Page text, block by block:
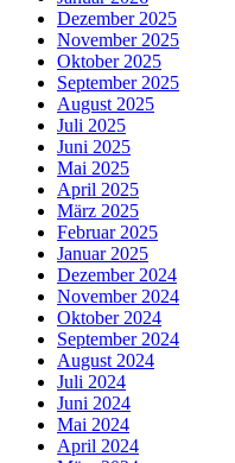
Dezember 2025
November 2025
Oktober 2025
September 2025
August 2025
Juli 2025
Juni 2025
Mai 2025
April 2025
März 2025
Februar 2025
Januar 2025
Dezember 2024
November 2024
Oktober 2024
September 2024
August 2024
Juli 2024
Juni 2024
Mai 2024
April 2024